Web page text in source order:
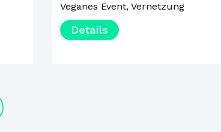
Veganes Event,Vernetzung
Details